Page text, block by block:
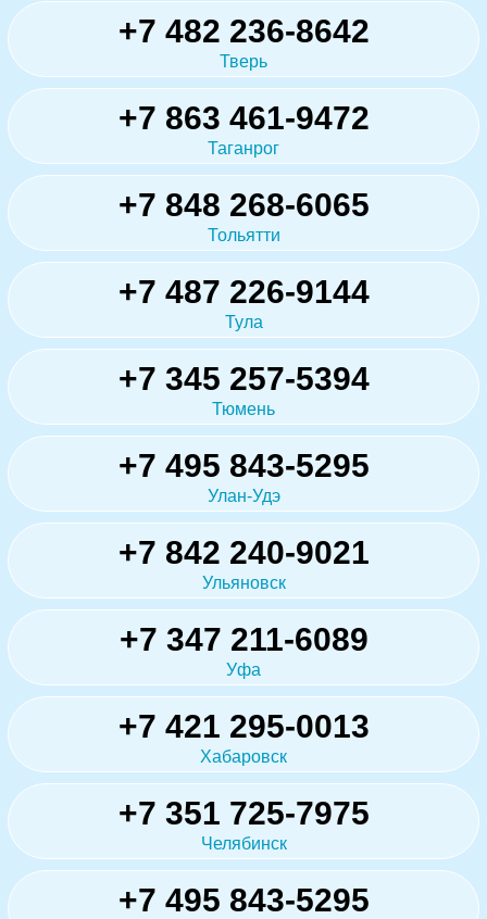
+7 482 236-8642
Тверь
+7 863 461-9472
Таганрог
+7 848 268-6065
Тольятти
+7 487 226-9144
Тула
+7 345 257-5394
Тюмень
+7 495 843-5295
Улан-Удэ
+7 842 240-9021
Ульяновск
+7 347 211-6089
Уфа
+7 421 295-0013
Хабаровск
+7 351 725-7975
Челябинск
+7 495 843-5295